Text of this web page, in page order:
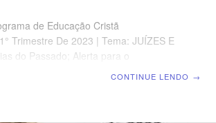
de Educação Cristã
Trimestre De 2023 | Tema: JUÍZES E
do Passado; Alerta para o
CONTINUE LENDO →